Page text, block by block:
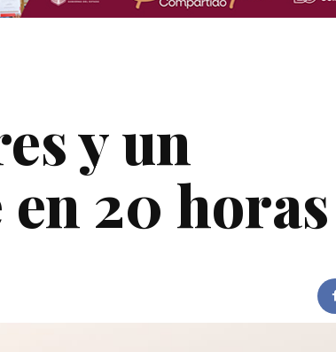
y un
20 horas